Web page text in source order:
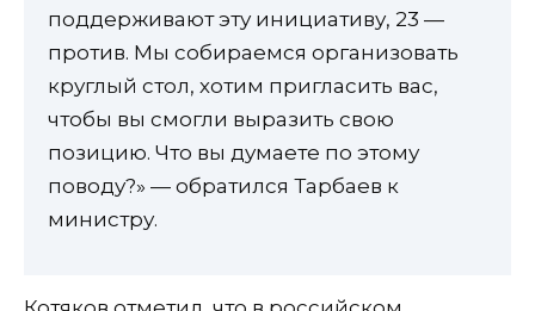
поддерживают эту инициативу, 23 —
против. Мы собираемся организовать
круглый стол, хотим пригласить вас,
чтобы вы смогли выразить свою
позицию. Что вы думаете по этому
поводу?» — обратился Тарбаев к
министру.